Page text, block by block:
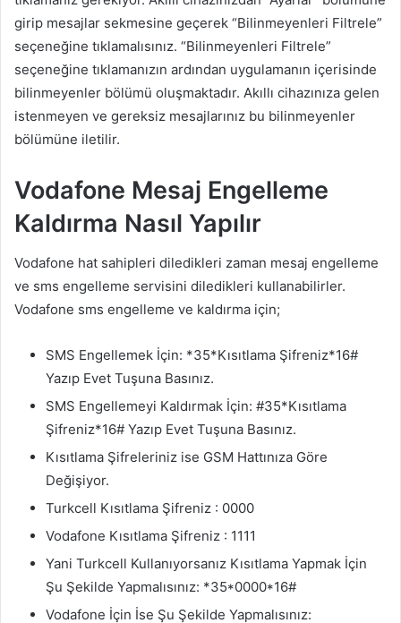
girip mesajlar sekmesine geçerek “Bilinmeyenleri Filtrele”
seçeneğine tıklamalısınız. “Bilinmeyenleri Filtrele”
seçeneğine tıklamanızın ardından uygulamanın içerisinde
bilinmeyenler bölümü oluşmaktadır. Akıllı cihazınıza gelen
istenmeyen ve gereksiz mesajlarınız bu bilinmeyenler
bölümüne iletilir.
Vodafone Mesaj Engelleme
Kaldırma Nasıl Yapılır
Vodafone hat sahipleri diledikleri zaman mesaj engelleme
ve sms engelleme servisini diledikleri kullanabilirler.
Vodafone sms engelleme ve kaldırma için;
SMS Engellemek İçin: *35*Kısıtlama Şifreniz*16#
Yazıp Evet Tuşuna Basınız.
SMS Engellemeyi Kaldırmak İçin: #35*Kısıtlama
Şifreniz*16# Yazıp Evet Tuşuna Basınız.
Kısıtlama Şifreleriniz ise GSM Hattınıza Göre
Değişiyor.
Turkcell Kısıtlama Şifreniz : 0000
Vodafone Kısıtlama Şifreniz : 1111
Yani Turkcell Kullanıyorsanız Kısıtlama Yapmak İçin
Şu Şekilde Yapmalısınız: *35*0000*16#
Vodafone İçin İse Şu Şekilde Yapmalısınız: